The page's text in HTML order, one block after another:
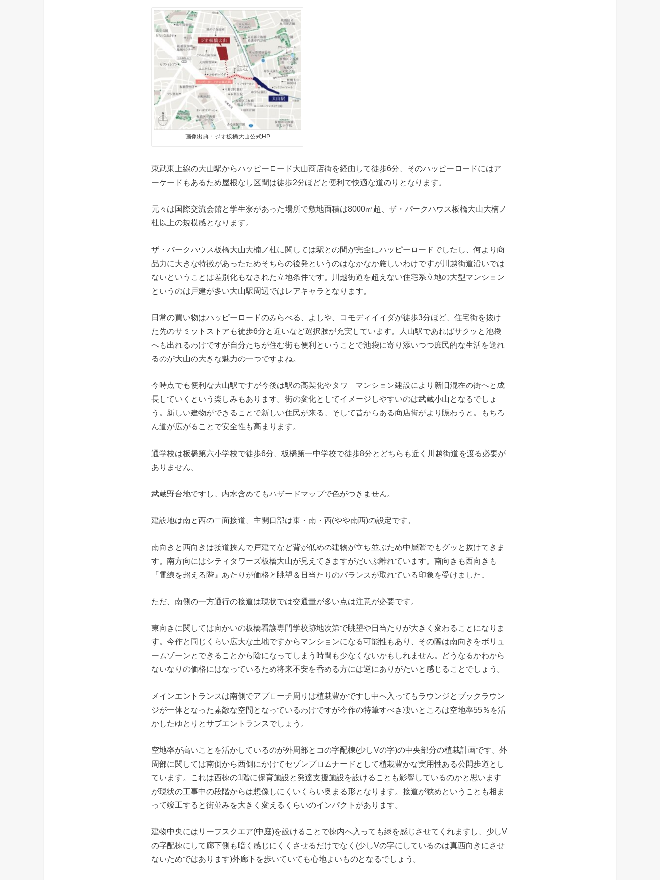
画像出典：ジオ板橋大山公式HP
東武東上線の大山駅からハッピーロード大山商店街を経由して徒歩6分、そのハッピーロードにはア
ーケードもあるため屋根なし区間は徒歩2分ほどと便利で快適な道のりとなります。
元々は国際交流会館と学生寮があった場所で敷地面積は8000㎡超、ザ・パークハウス板橋大山大楠ノ
杜以上の規模感となります。
ザ・パークハウス板橋大山大楠ノ杜に関しては駅との間が完全にハッピーロードでしたし、何より商
品力に大きな特徴があったためそちらの後発というのはなかなか厳しいわけですが川越街道沿いでは
ないということは差別化もなされた立地条件です。川越街道を超えない住宅系立地の大型マンション
というのは戸建が多い大山駅周辺ではレアキャラとなります。
日常の買い物はハッピーロードのみらべる、よしや、コモディイイダが徒歩3分ほど、住宅街を抜け
た先のサミットストアも徒歩6分と近いなど選択肢が充実しています。大山駅であればサクッと池袋
へも出れるわけですが自分たちが住む街も便利ということで池袋に寄り添いつつ庶民的な生活を送れ
るのが大山の大きな魅力の一つですよね。
今時点でも便利な大山駅ですが今後は駅の高架化やタワーマンション建設により新旧混在の街へと成
長していくという楽しみもあります。街の変化としてイメージしやすいのは武蔵小山となるでしょ
う。新しい建物ができることで新しい住民が来る、そして昔からある商店街がより賑わうと。もちろ
ん道が広がることで安全性も高まります。
通学校は板橋第六小学校で徒歩6分、板橋第一中学校で徒歩8分とどちらも近く川越街道を渡る必要が
ありません。
武蔵野台地ですし、内水含めてもハザードマップで色がつきません。
建設地は南と西の二面接道、主開口部は東・南・西(やや南西)の設定です。
南向きと西向きは接道挟んで戸建てなど背が低めの建物が立ち並ぶため中層階でもグッと抜けてきま
す。南方向にはシティタワーズ板橋大山が見えてきますがだいぶ離れています。南向きも西向きも
『電線を超える階』あたりが価格と眺望＆日当たりのバランスが取れている印象を受けました。
ただ、南側の一方通行の接道は現状では交通量が多い点は注意が必要です。
東向きに関しては向かいの板橋看護専門学校跡地次第で眺望や日当たりが大きく変わることになりま
す。今作と同じくらい広大な土地ですからマンションになる可能性もあり、その際は南向きをボリュ
ームゾーンとできることから陰になってしまう時間も少なくないかもしれません。どうなるかわから
ないなりの価格にはなっているため将来不安を呑める方には逆にありがたいと感じることでしょう。
メインエントランスは南側でアプローチ周りは植栽豊かですし中へ入ってもラウンジとブックラウン
ジが一体となった素敵な空間となっているわけですが今作の特筆すべき凄いところは空地率55％を活
かしたゆとりとサブエントランスでしょう。
空地率が高いことを活かしているのが外周部とコの字配棟(少しVの字)の中央部分の植栽計画です。外
周部に関しては南側から西側にかけてセゾンプロムナードとして植栽豊かな実用性ある公開歩道とし
ています。これは西棟の1階に保育施設と発達支援施設を設けることも影響しているのかと思います
が現状の工事中の段階からは想像しにくいくらい奥まる形となります。接道が狭めということも相ま
って竣工すると街並みを大きく変えるくらいのインパクトがあります。
建物中央にはリーフスクエア(中庭)を設けることで棟内へ入っても緑を感じさせてくれますし、少しV
の字配棟にして廊下側も暗く感じにくくさせるだけでなく(少しVの字にしているのは真西向きにさせ
ないためではあります)外廊下を歩いていても心地よいものとなるでしょう。